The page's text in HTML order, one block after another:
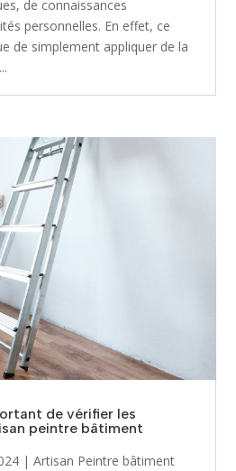
de connaissances
personnelles. En effet, ce
de simplement appliquer de la
de vérifier les
peintre bâtiment
|Artisan Peintre bâtiment